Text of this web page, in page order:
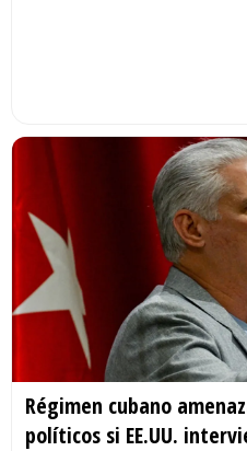
Régimen cubano
políticos si EE.UU.